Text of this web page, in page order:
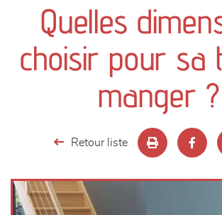
canapés et fauteuils
séjours
chambres et dressing
literie
Quelles
choisir pour sa
manger ?
Retour liste